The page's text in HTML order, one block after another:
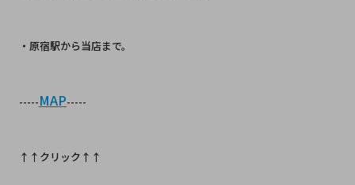
・原宿駅から当店まで。
-----MAP-----
↑↑クリック↑↑